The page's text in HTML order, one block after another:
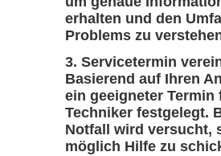
erhalten und den
Problems zu
Servicetermin
Basierend auf Ihren
ein geeigneter Termin
Techniker festgelegt.
Notfall wird versucht,
möglich Hilfe zu